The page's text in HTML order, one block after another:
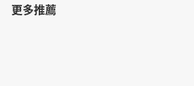
更多推薦